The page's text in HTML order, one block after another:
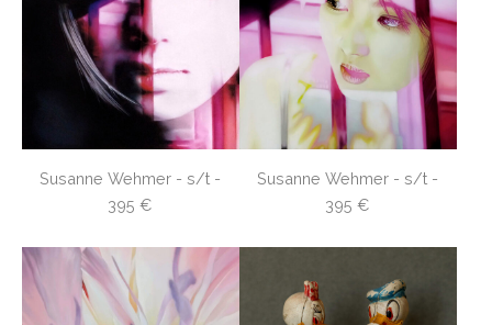
Susanne Wehmer - s/t -
395 €
Susanne Wehmer - s/t -
395 €